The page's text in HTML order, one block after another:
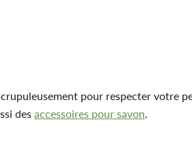
pour respecter votre
des accessoires pour savon.